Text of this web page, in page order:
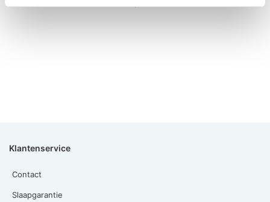
Klantenservice
Contact
Slaapgarantie